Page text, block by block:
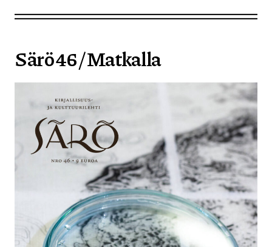
Särö 46 / Matkalla